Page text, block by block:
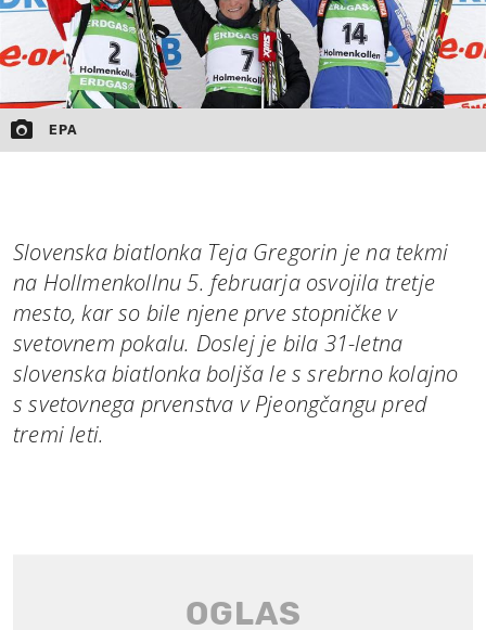
EPA
Slovenska biatlonka Teja Gregorin je na tekmi
na Hollmenkollnu 5. februarja osvojila tretje
mesto, kar so bile njene prve stopničke v
svetovnem pokalu. Doslej je bila 31-letna
slovenska biatlonka boljša le s srebrno kolajno
s svetovnega prvenstva v Pjeongčangu pred
tremi leti.